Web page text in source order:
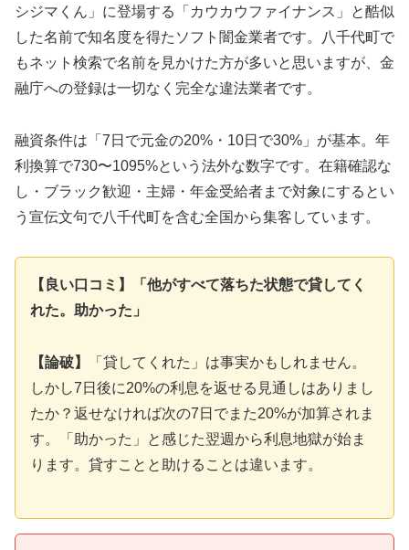
シジマくん」に登場する「カウカウファイナンス」と酷似
した名前で知名度を得たソフト闇金業者です。八千代町で
もネット検索で名前を見かけた方が多いと思いますが、金
融庁への登録は一切なく完全な違法業者です。
融資条件は「7日で元金の20%・10日で30%」が基本。年
利換算で730〜1095%という法外な数字です。在籍確認な
し・ブラック歓迎・主婦・年金受給者まで対象にするとい
う宣伝文句で八千代町を含む全国から集客しています。
【良い口コミ】「他がすべて落ちた状態で貸してく
れた。助かった」
【論破】
「貸してくれた」は事実かもしれません。
しかし7日後に20%の利息を返せる見通しはありまし
たか？返せなければ次の7日でまた20%が加算されま
す。「助かった」と感じた翌週から利息地獄が始ま
ります。貸すことと助けることは違います。